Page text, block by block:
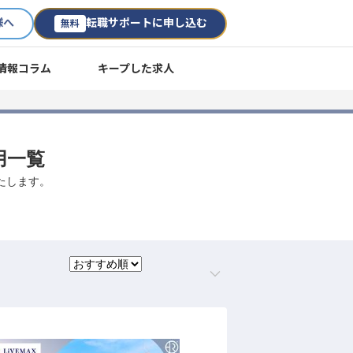
へ 無料 転職サポートに申し込む
報コラム キープした求人
一覧
ます。